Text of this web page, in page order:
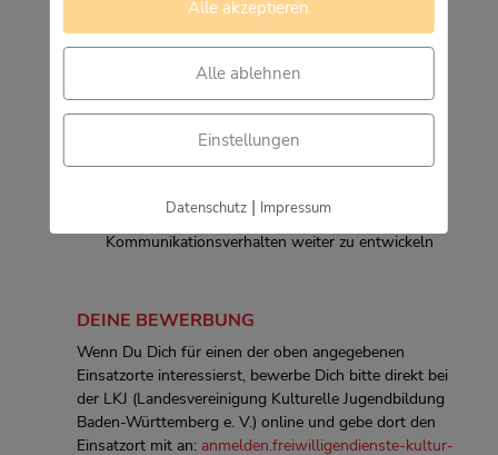
UND FÄHIGKEITEN IST MÖGLICH:
Überblick über den Medienmarkt im Bereich
Kinderliteratur
Einblick in das Berufsfeld „Medien und
Einführung in effektive Arbeitsorganisation und
Möglichkeit, die eigene Teamfähigkeit und das
Kommunikationsverhalten weiter zu entwickeln
DEINE BEWERBUNG
Wenn Du Dich für einen der oben angegebenen
Einsatzorte interessierst, bewerbe Dich bitte direkt bei
der LKJ (Landesvereinigung Kulturelle Jugendbildung
Baden-Württemberg e. V.) online und gebe dort den
Einsatzort mit an: anmelden.freiwilligendienste-kultur-
Alle akzeptieren
Alle ablehnen
Einstellungen
Datenschutz | Impressum